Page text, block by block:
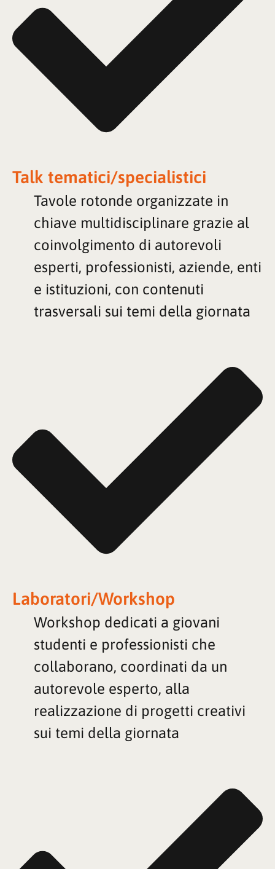
Talk tematici/specialistici
Tavole rotonde organizzate in
chiave multidisciplinare grazie al
coinvolgimento di autorevoli
esperti, professionisti, aziende, enti
e istituzioni, con contenuti
trasversali sui temi della giornata
Laboratori/Workshop
Workshop dedicati a giovani
studenti e professionisti che
collaborano, coordinati da un
autorevole esperto, alla
realizzazione di progetti creativi
sui temi della giornata